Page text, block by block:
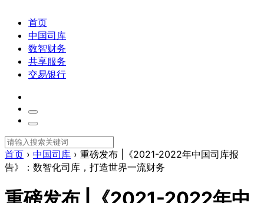
首页
中国司库
数智财务
共享服务
交易银行
首页 › 中国司库 › 重磅发布 |《2021-2022年中国司库报
告》：数智化司库，打造世界一流财务